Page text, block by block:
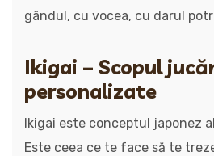
gândul, cu vocea, cu darul
Ikigai – Scopul
personalizate
Ikigai este conceptul japonez
Este ceea ce te face să te